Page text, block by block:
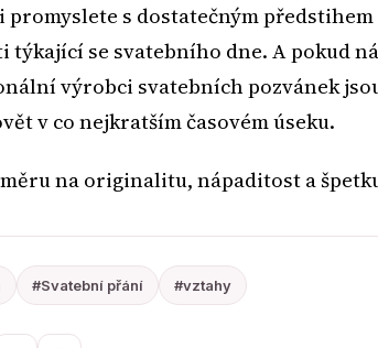
promyslete s dostatečným
týkající se svatebního dne. A pokud
výrobci svatebních pozvánek
v co nejkratším časovém úseku.
na originalitu, nápaditost a
#Svatební přání #vztahy